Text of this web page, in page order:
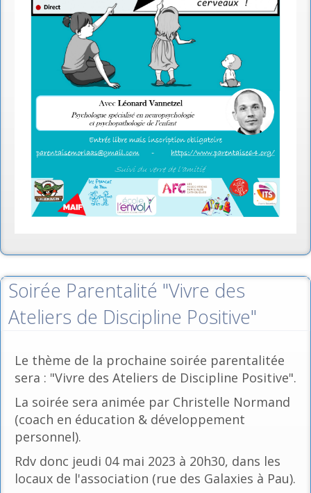
Soirée Parentalité "Vivre des
Ateliers de Discipline Positive"
Le thème de la prochaine soirée parentalitée
sera : "Vivre des Ateliers de Discipline Positive".
La soirée sera animée par Christelle Normand
(coach en éducation & développement
personnel).
Rdv donc jeudi 04 mai 2023 à 20h30, dans les
locaux de l'association (rue des Galaxies à Pau).